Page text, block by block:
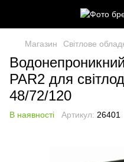
Магазин Світлове
PAR2 для
48/72/120
В наявності Артикул: 26401